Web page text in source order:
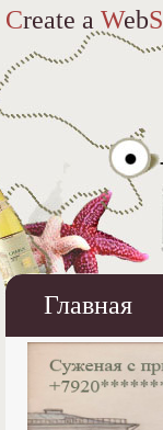
Create a WebS
Главная